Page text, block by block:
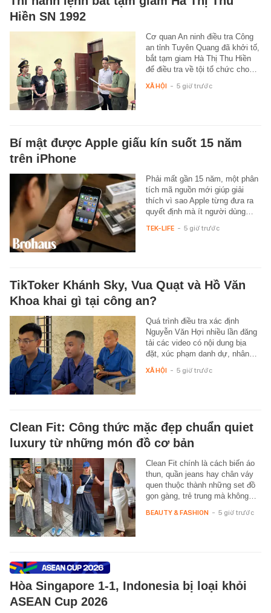
Hiền SN 1992
Cơ quan An ninh điều tra Công
an tỉnh Tuyên Quang đã khởi tố,
bắt tạm giam Hà Thị Thu Hiền
để điều tra về tội tổ chức cho…
XÃ HỘI - 5 giờ trước
Bí mật được Apple giấu kín suốt 15 năm
trên iPhone
Phải mất gần 15 năm, một phân
tích mã nguồn mới giúp giải
thích vì sao Apple từng đưa ra
quyết định mà ít người dùng…
TEK-LIFE - 5 giờ trước
TikToker Khánh Sky, Vua Quạt và Hồ Văn
Khoa khai gì tại công an?
Quá trình điều tra xác định
Nguyễn Văn Hợi nhiều lần đăng
tải các video có nội dung bịa
đặt, xúc phạm danh dự, nhân…
XÃ HỘI - 5 giờ trước
Clean Fit: Công thức mặc đẹp chuẩn quiet
luxury từ những món đồ cơ bản
Clean Fit chính là cách biến áo
thun, quần jeans hay chân váy
quen thuộc thành những set đồ
gọn gàng, trẻ trung mà không…
BEAUTY & FASHION - 5 giờ trước
Hòa Singapore 1-1, Indonesia bị loại khỏi
ASEAN Cup 2026